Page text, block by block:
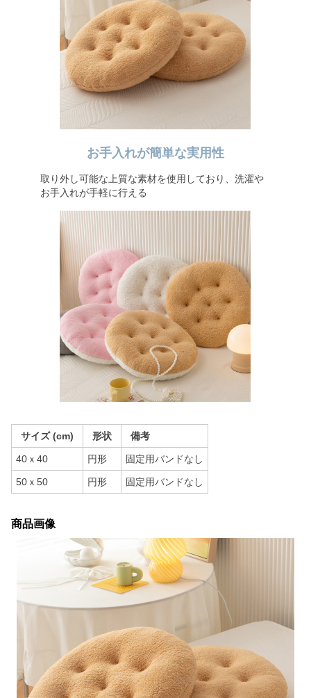
お手入れが簡単な実用性
取り外し可能な上質な素材を使用しており、洗濯や
お手入れが手軽に行える
サイズ (cm) 形状 備考
40ｘ40 円形 固定用バンドなし
50ｘ50 円形 固定用バンドなし
商品画像